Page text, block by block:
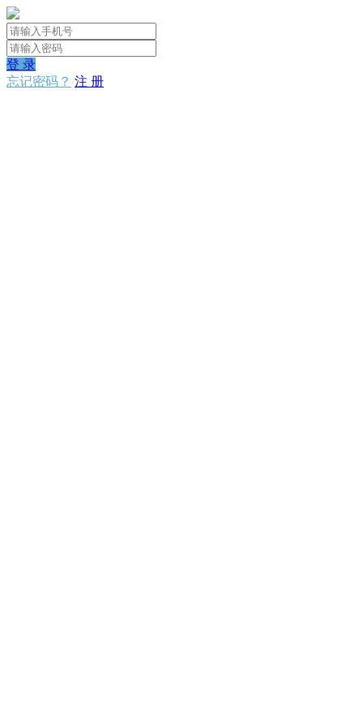
登 录
忘记密码？ 注 册